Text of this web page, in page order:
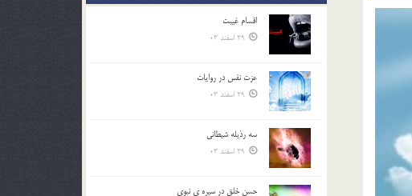
کلیدهای
اقسام غيبت
29 اسفند 03
عزت نفس در روايات
29 اسفند 03
سه رذیله شیطانی
29 اسفند 03
حسن خلق در سيره ي نبوي